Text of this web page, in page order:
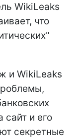
WikiLeaks
что
и WikiLeaks
сайт и его
секретные